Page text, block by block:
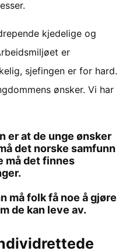
kjedelige og
er
sjefingen er for hard.
ønsker. Vi har
er at de unge ønsker
det norske samfunn
må det finnes
må folk få noe å gjøre
de kan leve av.